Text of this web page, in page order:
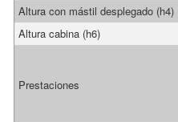
Altura con mástil desplegado (h4)
Altura cabina (h6)
Prestaciones